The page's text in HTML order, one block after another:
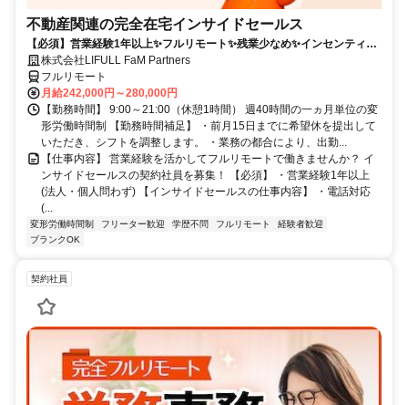
不動産関連の完全在宅インサイドセールス
【必須】営業経験1年以上✨フルリモート✨残業少なめ✨インセンティブ
有 株式会社LIFULL FaM Partners
フルリモート
月給242,000円～280,000円
【勤務時間】 9:00～21:00（休憩1時間） 週40時間の一ヵ月単位の変
形労働時間制 【勤務時間補足】 ・前月15日までに希望休を提出して
いただき、シフトを調整します。 ・業務の都合により、出勤...
【仕事内容】 営業経験を活かしてフルリモートで働きませんか？ イ
ンサイドセールスの契約社員を募集！ 【必須】 ・営業経験1年以上
(法人・個人問わず) 【インサイドセールスの仕事内容】 ・電話対応
(...
変形労働時間制 フリーター歓迎 学歴不問 フルリモート
経験者歓迎
ブランクOK
契約社員